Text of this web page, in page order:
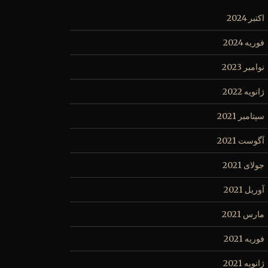
اکتبر 2024
فوریه 2024
نوامبر 2023
ژانویه 2022
سپتامبر 2021
آگوست 2021
جولای 2021
آوریل 2021
مارس 2021
فوریه 2021
ژانویه 2021